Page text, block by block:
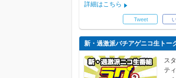
詳細はこちら
Tweet
新・過激派バチアゲニコ生トー
ス
テ